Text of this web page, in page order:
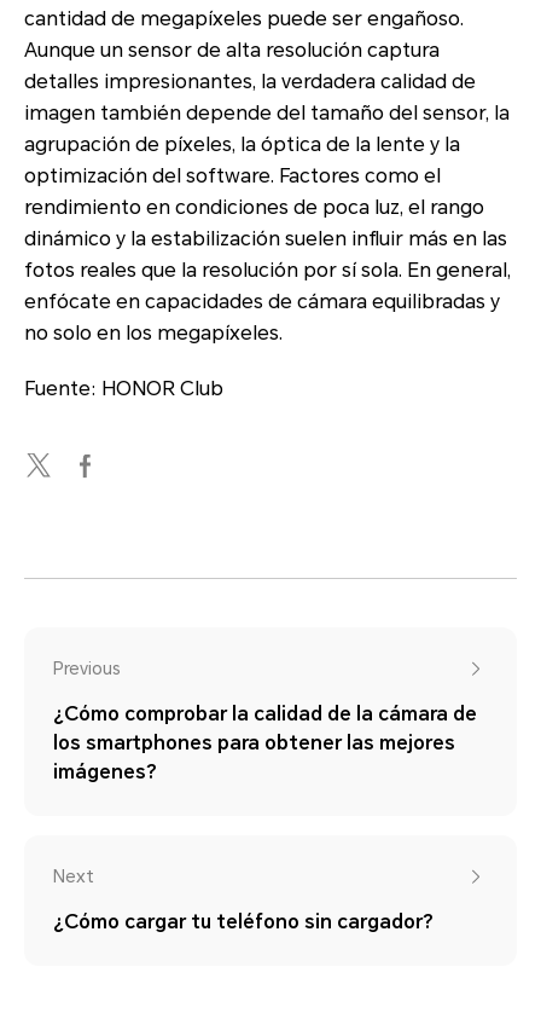
cantidad de megapíxeles puede ser engañoso.
Aunque un sensor de alta resolución captura
detalles impresionantes, la verdadera calidad de
imagen también depende del tamaño del sensor, la
agrupación de píxeles, la óptica de la lente y la
optimización del software. Factores como el
rendimiento en condiciones de poca luz, el rango
dinámico y la estabilización suelen influir más en las
fotos reales que la resolución por sí sola. En general,
enfócate en capacidades de cámara equilibradas y
no solo en los megapíxeles.
Fuente: HONOR Club
Previous
¿Cómo comprobar la calidad de la cámara de
los smartphones para obtener las mejores
imágenes?
Next
¿Cómo cargar tu teléfono sin cargador?